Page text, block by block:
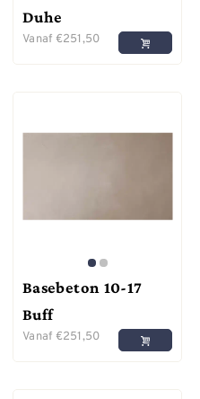
Duhe
Vanaf €251,50
Basebeton 10-17
Buff
Vanaf €251,50